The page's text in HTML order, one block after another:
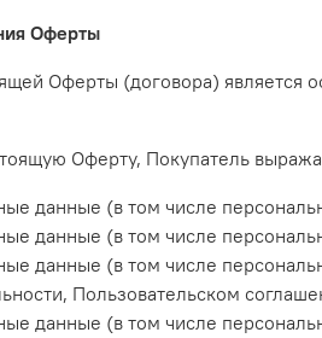
Оферты
Оферты (договора) является
Оферту, Покупатель
данные (в том числе
данные (в том числе
данные (в том числе
Пользовательском
данные (в том числе